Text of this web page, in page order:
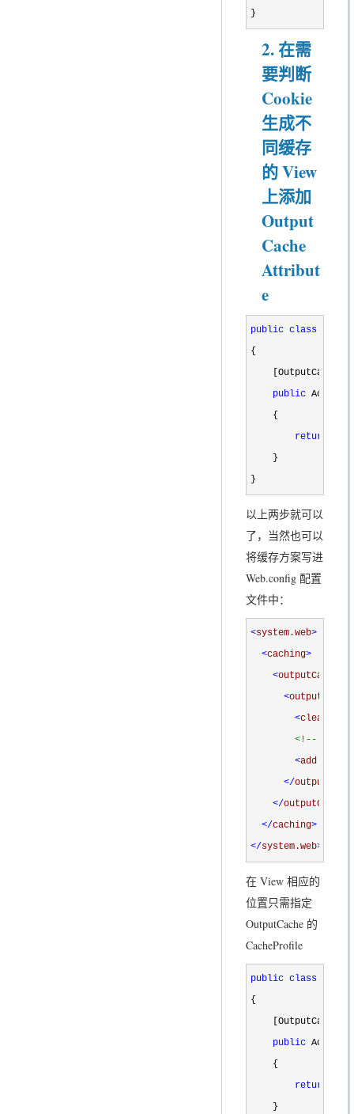
}
2. 在需
要判断
Cookie
生成不
同缓存
的 View
上添加
Output
Cache
Attribut
e
public class
{
public
    {
return
    }
}
以上两步就可以
了，当然也可以
将缓存方案写进
Web.config 配置
文件中：
<system.web>
<caching>
<
<
<clear
<!--
<add
</
</
</caching>
</system.web>
在 View 相应的
位置只需指定
OutputCache 的
CacheProfile
public class
{
public
    {
return
    }